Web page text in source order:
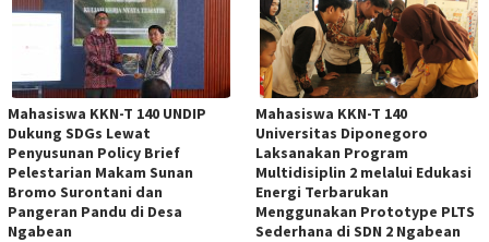
Mahasiswa KKN-T 140 UNDIP
Dukung SDGs Lewat
Penyusunan Policy Brief
Pelestarian Makam Sunan
Bromo Surontani dan
Pangeran Pandu di Desa
Ngabean
Mahasiswa KKN-T 140
Universitas Diponegoro
Laksanakan Program
Multidisiplin 2 melalui Edukasi
Energi Terbarukan
Menggunakan Prototype PLTS
Sederhana di SDN 2 Ngabean